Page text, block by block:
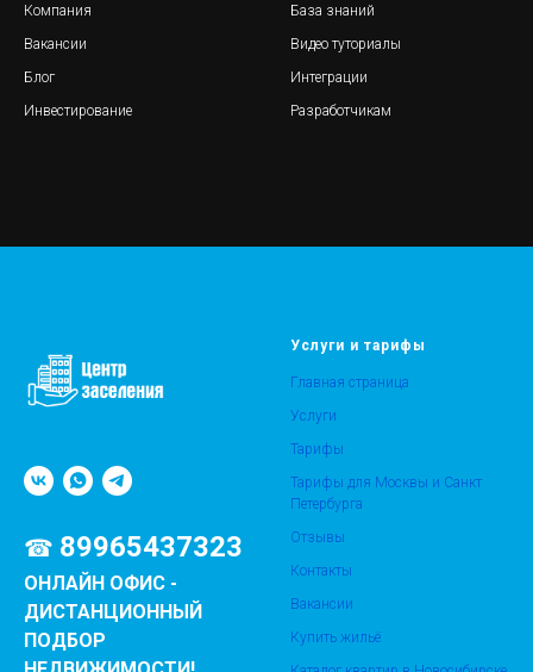
Компания
Вакансии
Блог
Инвестирование
База знаний
Видео туториалы
Интеграции
Разработчикам
☎ 89965437323
ОНЛАЙН ОФИС -
ДИСТАНЦИОННЫЙ
ПОДБОР
Услуги и тарифы
Главная страница
Услуги
Тарифы
Тарифы для Москвы и Санкт
Петербурга
Отзывы
Контакты
Вакансии
Купить жильё